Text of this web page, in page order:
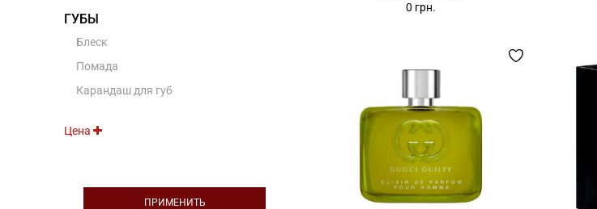
ГУБЫ
Блеск
Помада
Карандаш для губ
Цена
ПРИМЕНИТЬ
0 грн.